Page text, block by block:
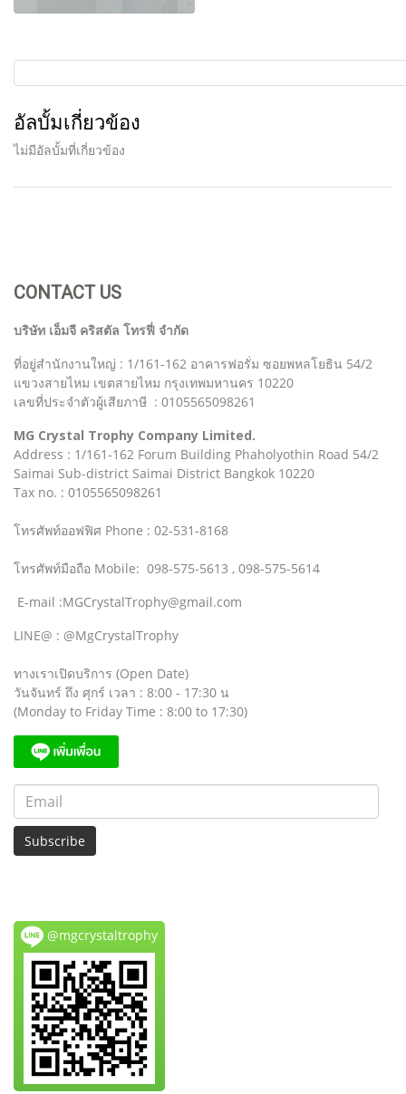
อัลบั้มเกี่ยวข้อง
ไม่มีอัลบั้มที่เกี่ยวข้อง
CONTACT US
บริษัท เอ็มจี คริสตัล โทรฟี่ จำกัด
ที่อยู่สำนักงานใหญ่ : 1/161-162 อาคารฟอรั่ม ซอยพหลโยธิน 54/2
แขวงสายไหม เขตสายไหม กรุงเทพมหานคร 10220
เลขที่ประจำตัวผู้เสียภาษี : 0105565098261
MG Crystal Trophy Company Limited.
Address : 1/161-162 Forum Building Phaholyothin Road 54/2
Saimai Sub-district Saimai District Bangkok 10220
Tax no. : 0105565098261
โทรศัพท์ออฟฟิศ Phone : 02-531-8168
โทรศัพท์มือถือ Mobile: 098-575-5613 , 098-575-5614
E-mail :MGCrystalTrophy@gmail.com
LINE@ : @MgCrystalTrophy
ทางเราเปิดบริการ (Open Date)
วันจันทร์ ถึง ศุกร์ เวลา : 8:00 - 17:30 น
(Monday to Friday Time : 8:00 to 17:30)
Subscribe
@mgcrystaltrophy